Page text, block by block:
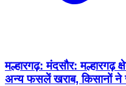
मल्हारगढ़: मंदसौर: मल्हारगढ़
अन्य फसलें खराब, किसानों ने